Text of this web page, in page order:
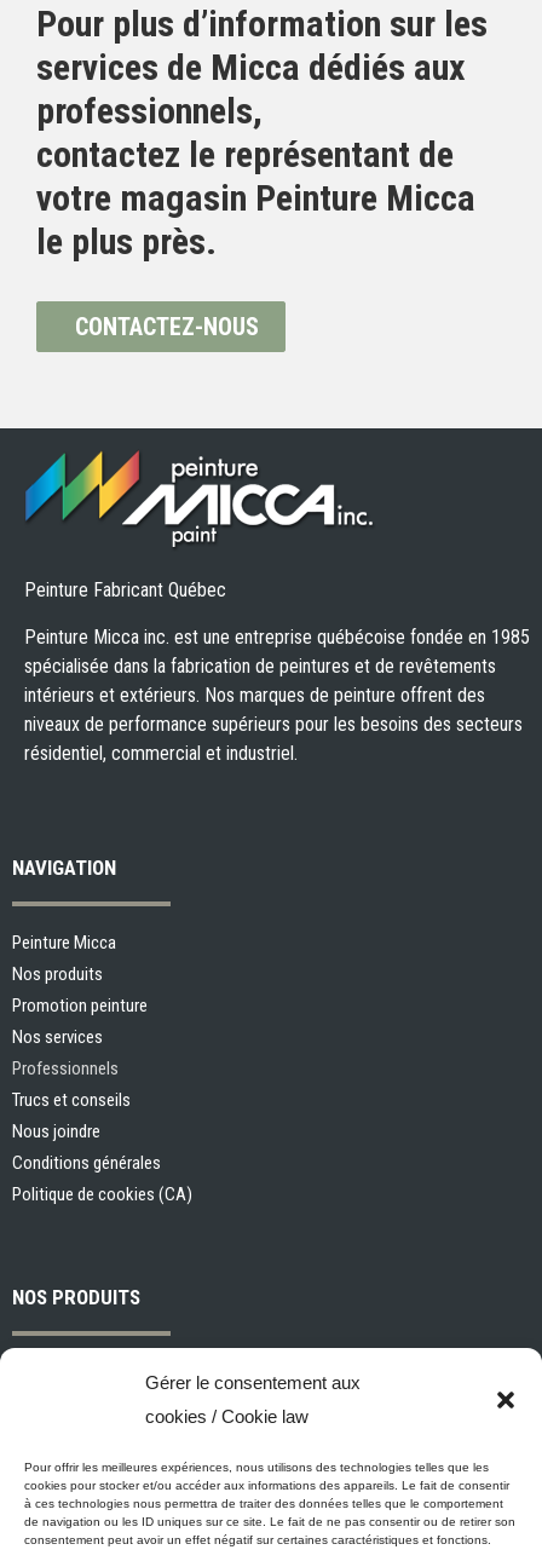
Gérer le consentement aux
cookies / Cookie law
Pour offrir les meilleures expériences, nous utilisons des technologies telles que les
cookies pour stocker et/ou accéder aux informations des appareils. Le fait de consentir
à ces technologies nous permettra de traiter des données telles que le comportement
de navigation ou les ID uniques sur ce site. Le fait de ne pas consentir ou de retirer son
consentement peut avoir un effet négatif sur certaines caractéristiques et fonctions.
Pour plus d’information sur les
services de Micca dédiés aux
professionnels,
contactez le représentant de
votre magasin Peinture Micca
le plus près.
CONTACTEZ-NOUS
Peinture Fabricant Québec
Peinture Micca inc. est une entreprise québécoise fondée en 1985
spécialisée dans la fabrication de peintures et de revêtements
intérieurs et extérieurs. Nos marques de peinture offrent des
niveaux de performance supérieurs pour les besoins des secteurs
résidentiel, commercial et industriel.
NAVIGATION
Peinture Micca
Nos produits
Promotion peinture
Nos services
Professionnels
Trucs et conseils
Nous joindre
Conditions générales
Politique de cookies (CA)
NOS PRODUITS
Peintures et apprêts d’intérieur
Industriel, commercial et municipal
Nettoyage, préparation des surfaces et divers
Outils et accessoires de peinture